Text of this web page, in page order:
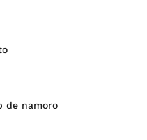
de namoro